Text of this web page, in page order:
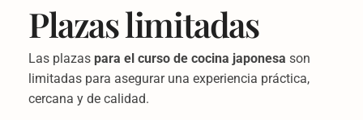
Plazas limitadas
Las plazas para el curso de cocina japonesa son
limitadas para asegurar una experiencia práctica,
cercana y de calidad.